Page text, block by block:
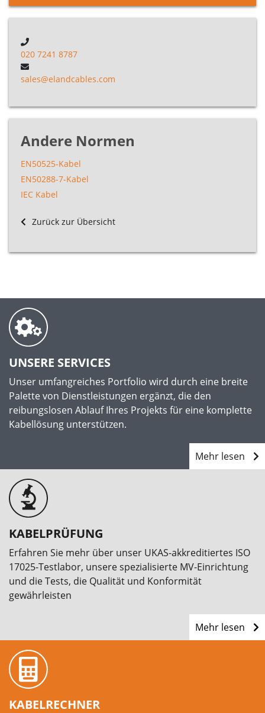
020 7241 8787
sales@elandcables.com
Andere Normen
EN50525-Kabel
EN50288-7-Kabel
IEC Kabel
Zurück zur Übersicht
UNSERE SERVICES
Unser umfangreiches Portfolio wird durch eine breite
Palette von Dienstleistungen ergänzt, die den
reibungslosen Ablauf Ihres Projekts für eine komplette
Kabellösung unterstützen.
Mehr lesen
KABELPRÜFUNG
Erfahren Sie mehr über unser UKAS-akkreditiertes ISO
17025-Testlabor, unsere spezialisierte MV-Einrichtung
und die Tests, die Qualität und Konformität
gewährleisten
Mehr lesen
KABELRECHNER